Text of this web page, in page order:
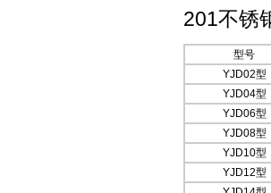
201不锈
型号
YJD02型
YJD04型
YJD06型
YJD08型
YJD10型
YJD12型